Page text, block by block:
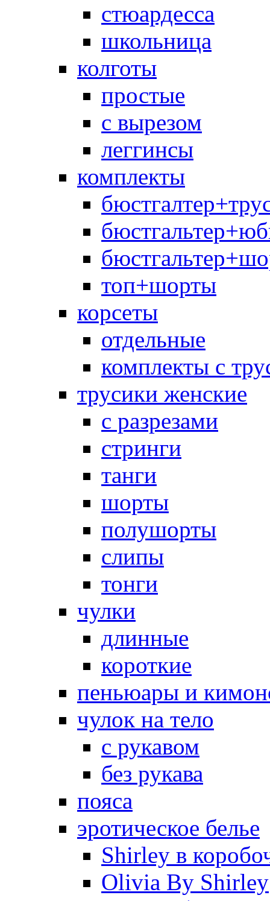
стюардесса
школьница
колготы
простые
с вырезом
леггинсы
комплекты
топ+шорты
корсеты
отдельные
комплекты с
трусики женские
с разрезами
стринги
танги
шорты
полушорты
слипы
тонги
чулки
длинные
короткие
пеньюары и
чулок на тело
с рукавом
без рукава
пояса
эротическое белье
Shirley в
Olivia By Shirley